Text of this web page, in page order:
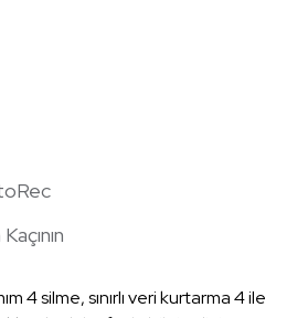
4 silme, sınırlı veri kurtarma 4 ile